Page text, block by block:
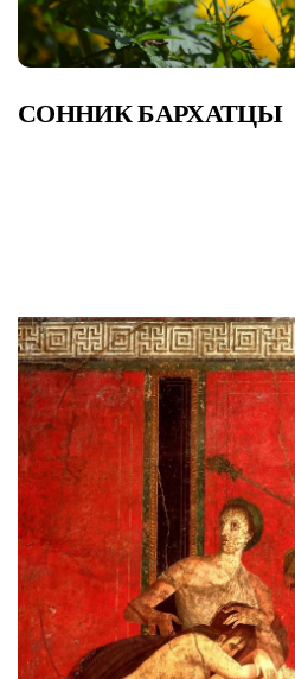
СОННИК БАРХАТЦЫ